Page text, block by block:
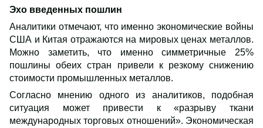
Эхо введенных пошлин
Аналитики отмечают, что именно экономические войны
США и Китая отражаются на мировых ценах металлов.
Можно заметить, что именно симметричные 25%
пошлины обеих стран привели к резкому снижению
стоимости промышленных металлов.
Согласно мнению одного из аналитиков, подобная
ситуация может привести к «разрыву ткани
международных торговых отношений». Экономическая